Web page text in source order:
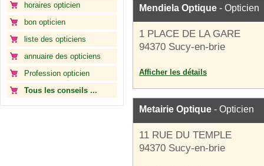
horaires opticien
bon opticien
liste des opticiens
annuaire des opticiens
Profession opticien
Tous les conseils ...
Mendiela Optique - Opticien
1 PLACE DE LA GARE
94370 Sucy-en-brie
Afficher les détails
Metairie Optique - Opticien
11 RUE DU TEMPLE
94370 Sucy-en-brie